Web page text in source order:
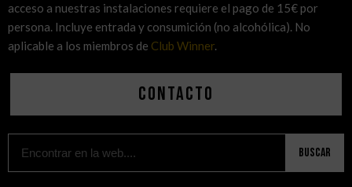
acceso a nuestras instalaciones requiere el pago de 15€ por
persona. Incluye entrada y consumición (no alcohólica). No
aplicable a los miembros de Club Winner.
Contacto
Buscar